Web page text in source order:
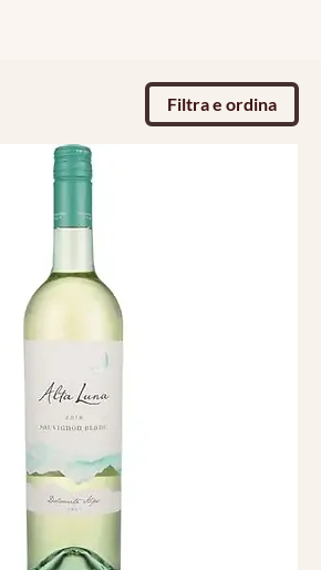
Filtra e ordina